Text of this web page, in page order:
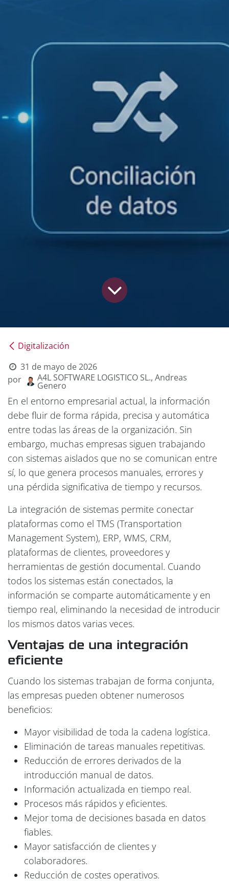
Digitalización
31 de mayo de 2026
por
A4L SOFTWARE LOGISTICO SL., Andreas
Genero
En el entorno empresarial actual, la información
debe fluir de forma rápida, precisa y automática
entre todas las áreas de la organización. Sin
embargo, muchas empresas siguen trabajando
con sistemas aislados que no se comunican entre
sí, lo que genera procesos manuales, errores y
una pérdida significativa de tiempo y recursos.
La integración de sistemas permite conectar
plataformas como el TMS (Transportation
Management System), ERP, WMS, CRM,
plataformas de clientes, proveedores y
herramientas de gestión documental. Cuando
todos los sistemas están conectados, la
información se comparte automáticamente y en
tiempo real, eliminando la necesidad de introducir
los mismos datos varias veces.
Ventajas de una integración
eficiente
Cuando los sistemas trabajan de forma conjunta,
las empresas pueden obtener numerosos
beneficios:
Mayor visibilidad de toda la cadena logística.
Eliminación de tareas manuales repetitivas.
Reducción de errores derivados de la
introducción manual de datos.
Información actualizada en tiempo real.
Procesos más rápidos y eficientes.
Mejor toma de decisiones basada en datos
fiables.
Mayor satisfacción de clientes y
colaboradores.
Reducción de costes operativos.